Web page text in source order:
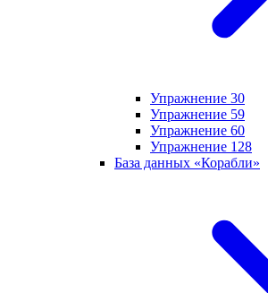
Упражнение 30
Упражнение 59
Упражнение 60
Упражнение 128
База данных «Корабли»